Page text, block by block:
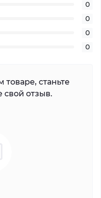
0
0
0
0
товаре, станьте
свой отзыв.